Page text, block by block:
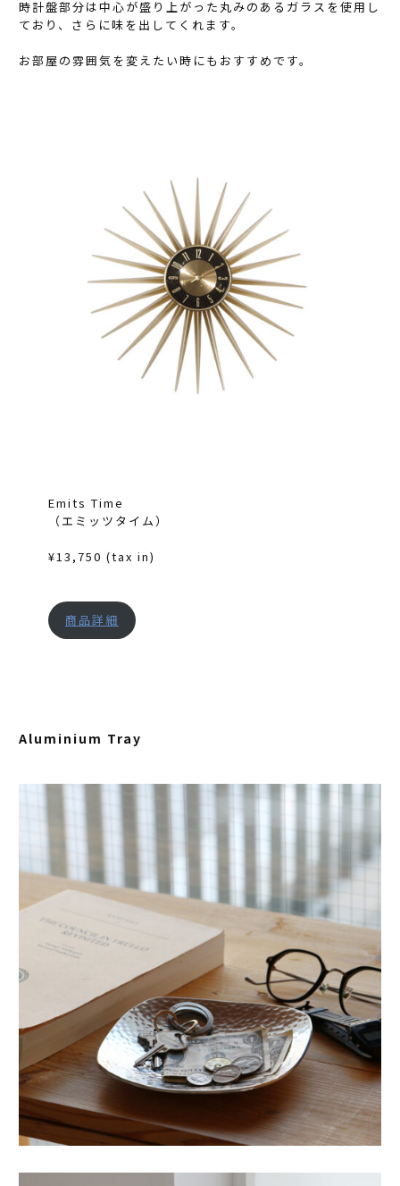
時計盤部分は中心が盛り上がった丸みのあるガラスを使用し
ており、さらに味を出してくれます。
お部屋の雰囲気を変えたい時にもおすすめです。
Emits Time
（エミッツタイム）
¥13,750 (tax in)
商品詳細
Aluminium Tray